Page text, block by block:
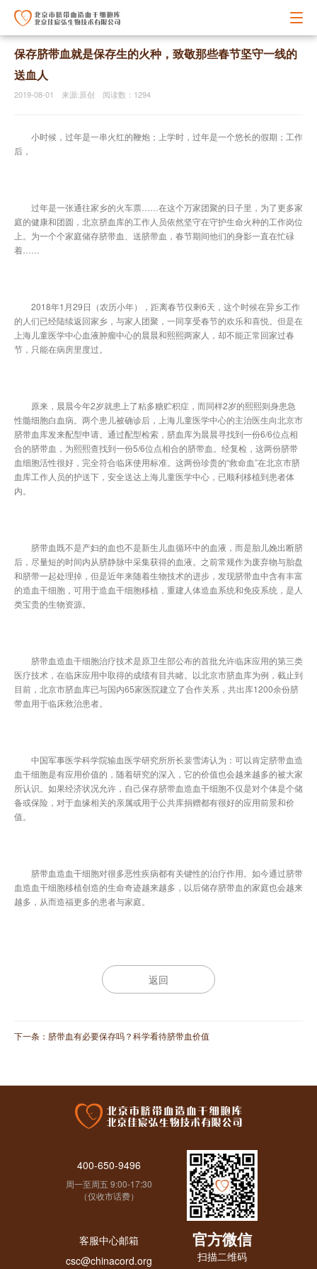
保存脐带血就是保存生的火种，致敬那些春节坚守一线的
送血人
2019-08-01 来源:原创 阅读数：1294
小时候，过年是一串火红的鞭炮；上学时，过年是一个悠长的假期；工作
后，
过年是一张通往家乡的火车票……在这个万家团聚的日子里，为了更多家
庭的健康和团圆，北京脐血库的工作人员依然坚守在守护生命火种的工作岗位
上。为一个个家庭储存脐带血、送脐带血，春节期间他们的身影一直在忙碌
着……
2018年1月29日（农历小年），距离春节仅剩6天，这个时候在异乡工作
的人们已经陆续返回家乡，与家人团聚，一同享受春节的欢乐和喜悦。但是在
上海儿童医学中心血液肿瘤中心的晨晨和熙熙两家人，却不能正常回家过春
节，只能在病房里度过。
原来，晨晨今年2岁就患上了粘多糖贮积症，而同样2岁的熙熙则身患急
性髓细胞白血病。两个患儿被确诊后，上海儿童医学中心的主治医生向北京市
脐带血库发来配型申请。通过配型检索，脐血库为晨晨寻找到一份6/6位点相
合的脐带血，为熙熙查找到一份5/6位点相合的脐带血。经复检，这两份脐带
血细胞活性很好，完全符合临床使用标准。这两份珍贵的“救命血”在北京市脐
血库工作人员的护送下，安全送达上海儿童医学中心，已顺利移植到患者体
内。
脐带血既不是产妇的血也不是新生儿血循环中的血液，而是胎儿娩出断脐
后，尽量短的时间内从脐静脉中采集获得的血液。之前常规作为废弃物与胎盘
和脐带一起处理掉，但是近年来随着生物技术的进步，发现脐带血中含有丰富
的造血干细胞，可用于造血干细胞移植，重建人体造血系统和免疫系统，是人
类宝贵的生物资源。
脐带血造血干细胞治疗技术是原卫生部公布的首批允许临床应用的第三类
医疗技术，在临床应用中取得的成绩有目共睹。以北京市脐血库为例，截止到
目前，北京市脐血库已与国内65家医院建立了合作关系，共出库1200余份脐
带血用于临床救治患者。
中国军事医学科学院输血医学研究所所长裴雪涛认为：可以肯定脐带血造
血干细胞是有应用价值的，随着研究的深入，它的价值也会越来越多的被大家
所认识。如果经济状况允许，自己保存脐带血造血干细胞不仅是对个体是个储
备或保险，对于血缘相关的亲属或用于公共库捐赠都有很好的应用前景和价
值。
脐带血造血干细胞对很多恶性疾病都有关键性的治疗作用。如今通过脐带
血造血干细胞移植创造的生命奇迹越来越多，以后储存脐带血的家庭也会越来
越多，从而造福更多的患者与家庭。
返回
下一条： 脐带血有必要保存吗？科学看待脐带血价值
官方微信
扫描二维码
400-650-9496
周一至周五 9:00-17:30
（仅收市话费）
客服中心邮箱
csc@chinacord.org